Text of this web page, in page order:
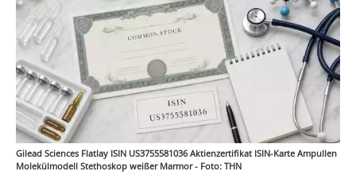
Gilead Sciences Flatlay ISIN US3755581036 Aktienzertifikat ISIN-Karte Ampullen
Molekülmodell Stethoskop weißer Marmor - Foto: THN